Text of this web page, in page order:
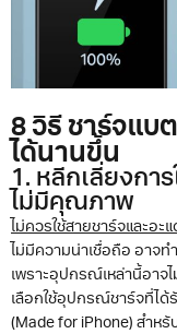
8 วิธี ชาร์จแบ
ได้นานขึ้น
1. หลีกเลี่ยงกา
ไม่มีคุณภาพ
ไม่ควรใช้สายชาร์จและอะ
ไม่มีความน่าเชื่อถือ อาจ
เพราะอุปกรณ์เหล่านี้อาจ
เลือกใช้อุปกรณ์ชาร์จที่ได้
(Made for iPhone) สำ